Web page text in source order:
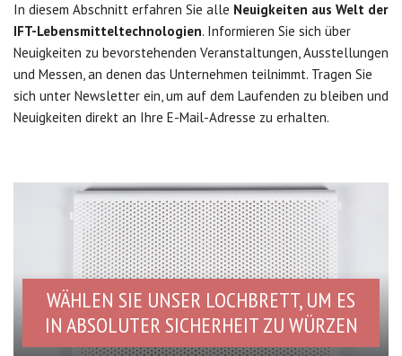
In diesem Abschnitt erfahren Sie alle Neuigkeiten aus Welt der
IFT-Lebensmitteltechnologien. Informieren Sie sich über
Neuigkeiten zu bevorstehenden Veranstaltungen, Ausstellungen
und Messen, an denen das Unternehmen teilnimmt. Tragen Sie
sich unter Newsletter ein, um auf dem Laufenden zu bleiben und
Neuigkeiten direkt an Ihre E-Mail-Adresse zu erhalten.
WÄHLEN SIE UNSER LOCHBRETT, UM ES
IN ABSOLUTER SICHERHEIT ZU WÜRZEN